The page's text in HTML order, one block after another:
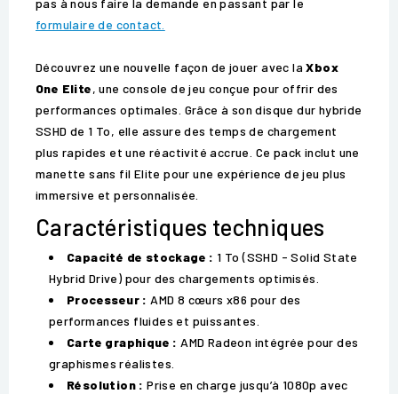
pas à nous faire la demande en passant par le
formulaire de contact.
Découvrez une nouvelle façon de jouer avec laXbox
One Elite, une console de jeu conçue pour offrir des
performances optimales. Grâce à son disque dur hybride
SSHD de 1 To, elle assure des temps de chargement
plus rapides et une réactivité accrue. Ce pack inclut une
manette sans fil Elite pour une expérience de jeu plus
immersive et personnalisée.
Caractéristiques techniques
Capacité de stockage : 1 To (SSHD - Solid State
Hybrid Drive) pour des chargements optimisés.
Processeur : AMD 8 cœurs x86 pour des
performances fluides et puissantes.
Carte graphique : AMD Radeon intégrée pour des
graphismes réalistes.
Résolution : Prise en charge jusqu’à 1080p avec